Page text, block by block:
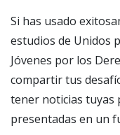
Si has usado
estudios de Unidos
Jóvenes por los
compartir tus
tener noticias tuyas
presentadas en un